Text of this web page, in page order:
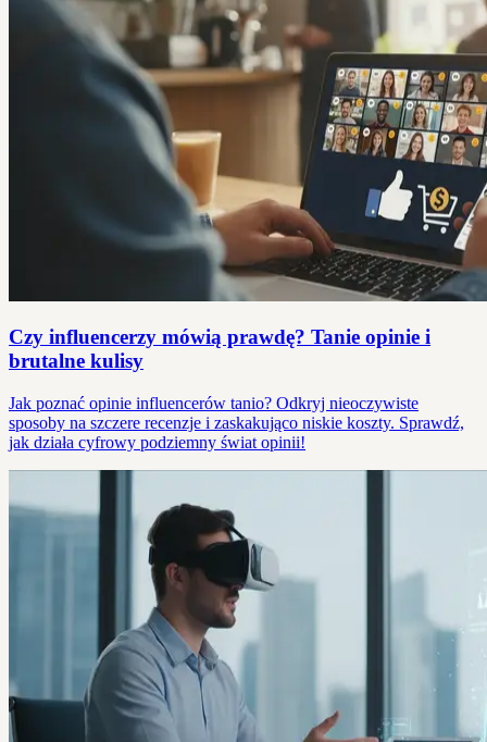
Czy influencerzy mówią prawdę? Tanie opinie i
brutalne kulisy
Jak poznać opinie influencerów tanio? Odkryj nieoczywiste
sposoby na szczere recenzje i zaskakująco niskie koszty. Sprawdź,
jak działa cyfrowy podziemny świat opinii!